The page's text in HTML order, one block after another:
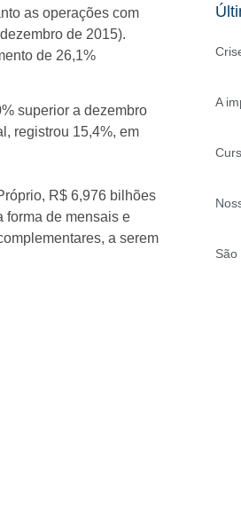
as operações com
de 2015).
de 26,1%
superior a dezembro
registrou 15,4%, em
R$ 6,976 bilhões
forma de mensais e
a serem
A
São